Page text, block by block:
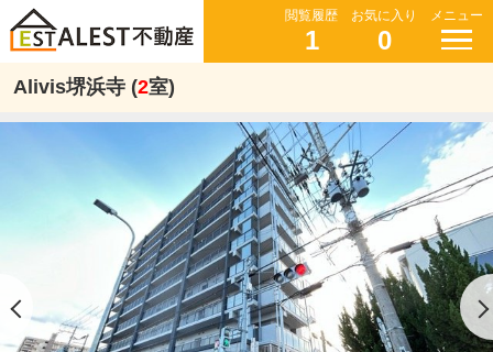
閲覧履歴
1
お気に入り
0
メニュー
Alivis堺浜寺 (2室)